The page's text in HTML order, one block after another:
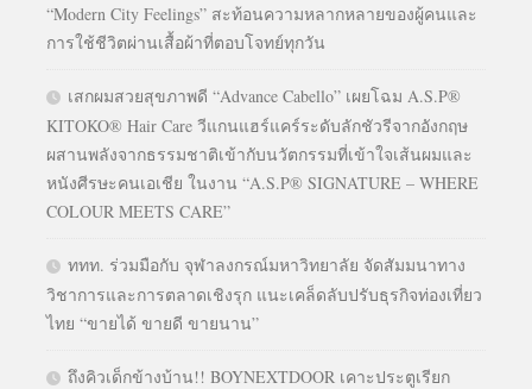
“Modern City Feelings” สะท้อนความหลากหลายของผู้คนและ
การใช้ชีวิตผ่านเสื้อผ้าที่ตอบโจทย์ทุกวัน
เสกผมสวยสุขภาพดี “Advance Cabello” เผยโฉม A.S.P®
KITOKO® Hair Care วีแกนแฮร์แคร์ระดับลักชัวรีจากอังกฤษ
ผสานพลังจากธรรมชาติเข้ากับนวัตกรรมที่เข้าใจเส้นผมและ
หนังศีรษะคนเอเชีย ในงาน “A.S.P® SIGNATURE – WHERE
COLOUR MEETS CARE”
ททท. ร่วมมือกับ จุฬาลงกรณ์มหาวิทยาลัย จัดสัมมนาทาง
วิชาการและการตลาดเชิงรุก แนะเคล็ดลับปรับธุรกิจท่องเที่ยว
ไทย “ขายได้ ขายดี ขายนาน”
ถึงคิวเด็กข้างบ้าน!! BOYNEXTDOOR เคาะประตูเรียก